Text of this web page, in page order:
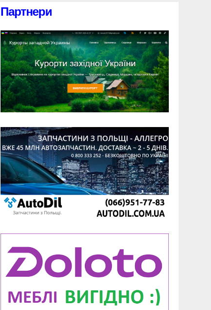
Партнери